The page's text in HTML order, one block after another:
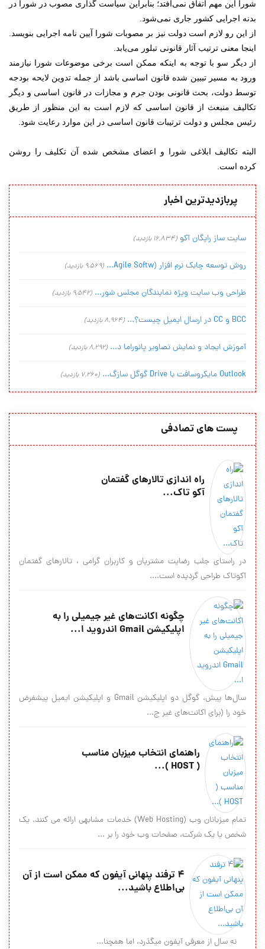
شورا این مهم اتفاق نمی‌افتد؛ بنابراین سیاست گذاری مصوب در شورا در
بدنه اجرایی کشور جاری نمی‌شود.
از این رو لازم است دولت نیز بر مصوبات شورا آیین نامه اجرایی بنویسد.
اینجا معنی ترتیب آثار قانونی تبلور می‌یابد.
از دیگر سو با توجه به اینکه ممکن است برخی موضوعات شورا نیازمند
ورود به مسیر تببین شده قانون اساسی باشد از جمله تدوین لایحه بودجه
توسط دولت، بحث قانونی بودن جرم و مجازات در قانون اساسی و دیگر
تکالیف منبعث از قانون اساسی که لازم است به این منظور از طریق
رئیس مجلس و دولت ترتیبات قانون اساسی در این موارد رعایت شود.
البته تکالیف ابلاغی شورا و اعضای مشخص شده آن تکلیف را روشن
کرده است.
پربازدیدترین اخبار
سایت ساز رایگان آکو (16,834 بازدید)
روش توسعه چابک نرم افزار (Agile Softw... (9,569 بازدید)
طراحی وب سایت ویژه نمایندگان مجلس شور... (9,542 بازدید)
BCC و CC در ارسال ایمیل چیست؟... (8,964 بازدید)
آموزش ایجاد و نمایش تصاویر پانوراما د... (8,292 بازدید)
Outlook مایکروسافت با Drive گوگل سازگ... (7,260 بازدید)
پست های تصادفی
راه اندازی تالارهای گفتمان
آکو تاک...
در راستای جلب رضایت مشتریان و کاربران گرامی ، تالارهای گفتمان
آکوتاک طراحی گردیده است....
چگونه اکانت‌های غیر جیمیلی را به
اپلیکیشن Gmail اندروید ا...
سال‌ها پیش، گوگل دو اپلیکیشن Gmail و اپلیکیشن ایمیل پیشفرض
خود را (برای اکانت‌های غیر ج...
راهنمای انتخاب میزبان مناسب
( HOST )...
تمام میزبانان وب (Web Hosting) خدمات مشابهی ارائه می کنند. یک
شخص یا یک شرکت، صفحات وب خود را بر ...
۴ ترفند پنهانی آی‎فون که ممکن است از آن
بی‌اطلاع باشید...
نه سال از معرفی آی‎فون می‎گذرد، اما همچنا...